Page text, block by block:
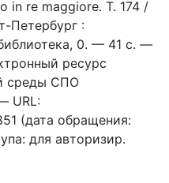
in re maggiore. T. 174 /
Петербург :
0. — 41 c. —
ресурс
среды СПО
URL:
(дата обращения:
для авторизир.